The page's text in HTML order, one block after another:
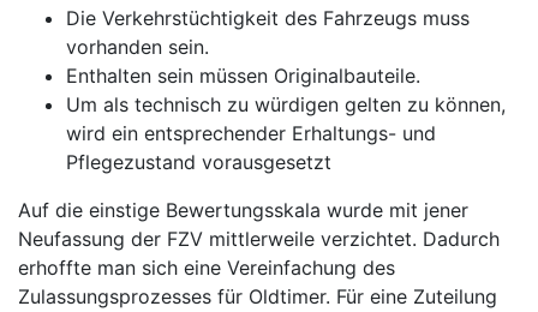
Die Verkehrstüchtigkeit des Fahrzeugs muss
vorhanden sein.
Enthalten sein müssen Originalbauteile.
Um als technisch zu würdigen gelten zu können,
wird ein entsprechender Erhaltungs- und
Pflegezustand vorausgesetzt
Auf die einstige Bewertungsskala wurde mit jener
Neufassung der FZV mittlerweile verzichtet. Dadurch
erhoffte man sich eine Vereinfachung des
Zulassungsprozesses für Oldtimer. Für eine Zuteilung